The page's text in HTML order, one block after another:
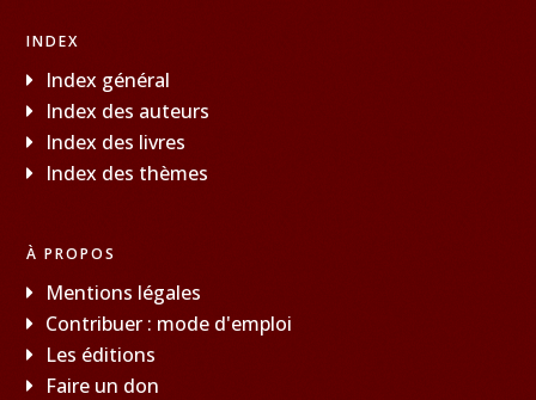
INDEX
Index général
Index des auteurs
Index des livres
Index des thèmes
À PROPOS
Mentions légales
Contribuer : mode d'emploi
Les éditions
Faire un don